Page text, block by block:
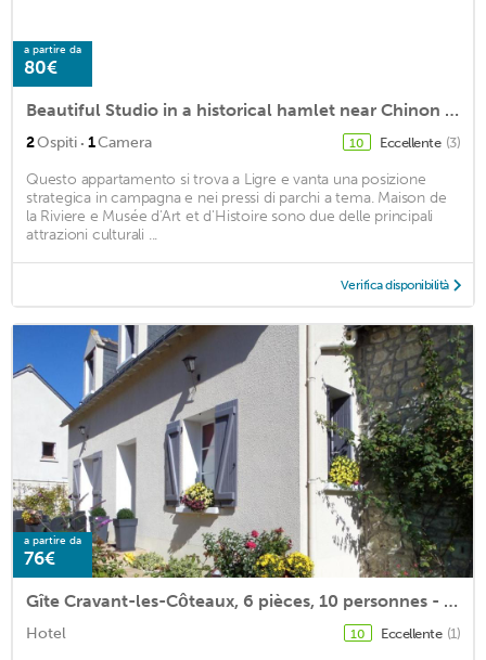
a partire da
80€
Beautiful Studio in a historical hamlet near Chinon and the Loire Valley Castles
2Ospiti · 1Camera 10 Eccellente (3)
Questo appartamento si trova a Ligre e vanta una posizione
strategica in campagna e nei pressi di parchi a tema. Maison de
la Riviere e Musée d'Art et d'Histoire sono due delle principali
attrazioni culturali ...
Verifica disponibilità
a partire da
76€
Gîte Cravant-les-Côteaux, 6 pièces, 10 personnes - FR-1-381-395
Hotel 10 Eccellente (1)